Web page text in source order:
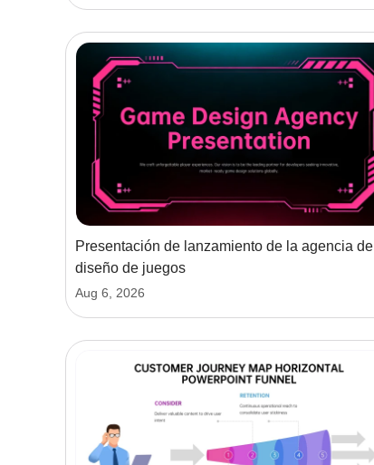
Presentación de lanzamiento de la agencia de
diseño de juegos
Aug 6, 2026